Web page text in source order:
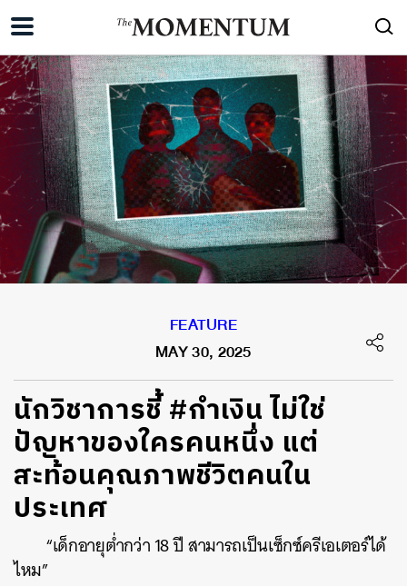
FEATURE
MAY 30, 2025
นักวิชาการชี้ #กำเงิน ไม่ใช่
ปัญหาของใครคนหนึ่ง แต่
สะท้อนคุณภาพชีวิตคนใน
ประเทศ
“เด็กอายุต่ำกว่า 18 ปี สามารถเป็นเซ็กซ์ครีเอเตอร์ได้
ไหม”